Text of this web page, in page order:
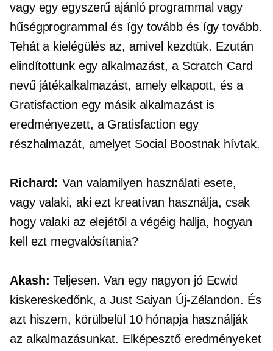
vagy egy egyszerű ajánló programmal vagy
hűségprogrammal és így tovább és így tovább.
Tehát a kielégülés az, amivel kezdtük. Ezután
elindítottunk egy alkalmazást, a Scratch Card
nevű játékalkalmazást, amely elkapott, és a
Gratisfaction egy másik alkalmazást is
eredményezett, a Gratisfaction egy
részhalmazát, amelyet Social Boostnak hívtak.
Richard: Van valamilyen használati esete,
vagy valaki, aki ezt kreatívan használja, csak
hogy valaki az elejétől a végéig hallja, hogyan
kell ezt megvalósítania?
Akash: Teljesen. Van egy nagyon jó Ecwid
kiskereskedőnk, a Just Saiyan Új-Zélandon. És
azt hiszem, körülbelül 10 hónapja használják
az alkalmazásunkat. Elképesztő eredményeket